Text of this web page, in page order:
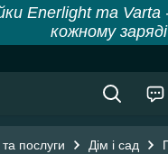
Enerlight та Varta
кожному заряді
послуги Дім і сад